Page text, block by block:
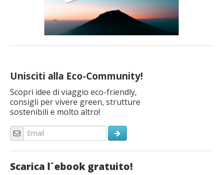
Unisciti alla Eco-Community!
Scopri idee di viaggio eco-friendly,
consigli per vivere green, strutture
sostenibili e molto altro!
Scarica l´ebook gratuito!